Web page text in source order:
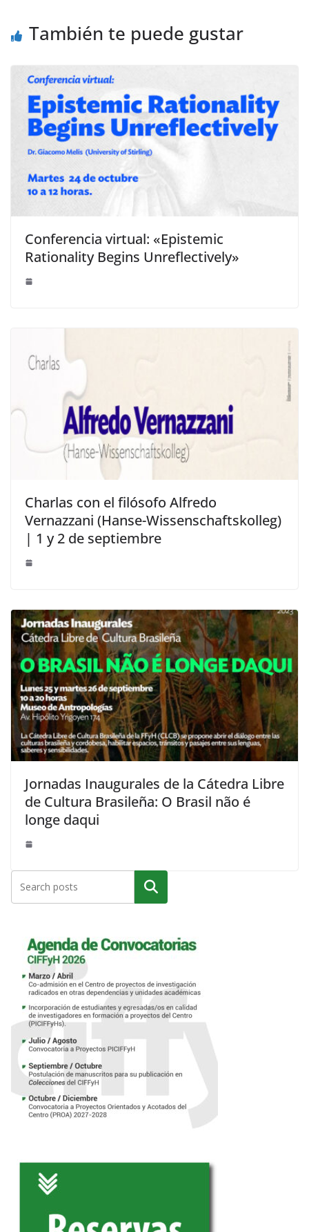
También te puede gustar
Conferencia virtual: «Epistemic
Rationality Begins Unreflectively»
Charlas con el filósofo Alfredo
Vernazzani (Hanse-Wissenschaftskolleg)
| 1 y 2 de septiembre
Jornadas Inaugurales de la Cátedra Libre
de Cultura Brasileña: O Brasil não é
longe daqui
Buscar